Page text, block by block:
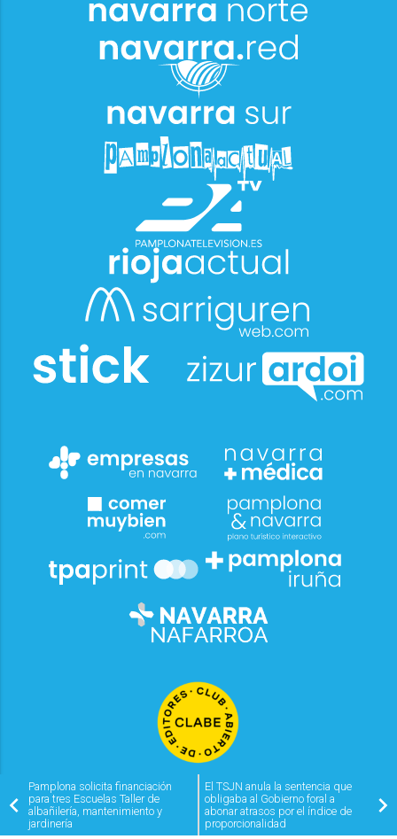
Pamplona solicita financiación
para tres Escuelas Taller de
albañilería, mantenimiento y
jardinería
El TSJN anula la sentencia que
obligaba al Gobierno foral a
abonar atrasos por el índice de
proporcionalidad